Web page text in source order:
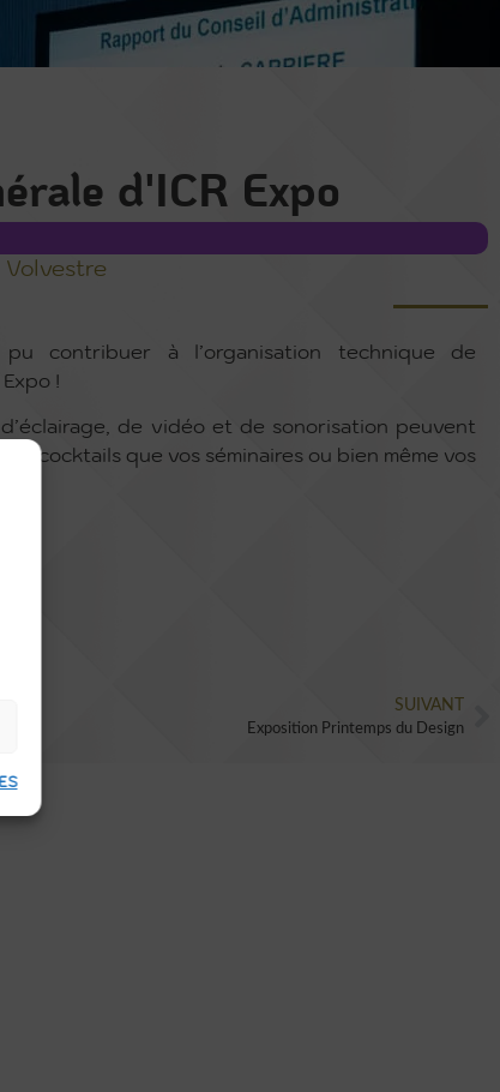
d'ICR Expo
Volvestre
pu contribuer à l’organisation technique de
!
de vidéo et de sonorisation peuvent
cocktails que vos séminaires ou bien même vos
SUIVANT
Exposition Printemps du Design